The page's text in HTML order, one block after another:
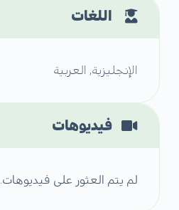
اللغات
الإنجليزية, العربية
فيديوهات
لم يتم العثور على فيديوهات.